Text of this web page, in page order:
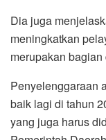
Dia juga
meningkatkan
merupakan
Penyelenggaraan
baik lagi di tahun
yang juga harus